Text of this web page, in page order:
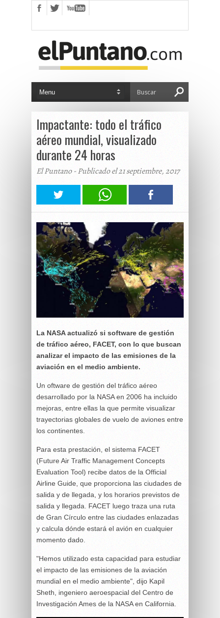
Impactante: todo el tráfico
aéreo mundial, visualizado
durante 24 horas
El Puntano - Publicado el 21 septiembre, 2017
La NASA actualizó si software de gestión
de tráfico aéreo, FACET, con lo que buscan
analizar el impacto de las emisiones de la
aviación en el medio ambiente.
Un oftware de gestión del tráfico aéreo
desarrollado por la NASA en 2006 ha incluido
mejoras, entre ellas la que permite visualizar
trayectorias globales de vuelo de aviones entre
los continentes.
Para esta prestación, el sistema FACET
(Future Air Traffic Management Concepts
Evaluation Tool) recibe datos de la Official
Airline Guide, que proporciona las ciudades de
salida y de llegada, y los horarios previstos de
salida y llegada. FACET luego traza una ruta
de Gran Círculo entre las ciudades enlazadas
y calcula dónde estará el avión en cualquier
momento dado.
"Hemos utilizado esta capacidad para estudiar
el impacto de las emisiones de la aviación
mundial en el medio ambiente", dijo Kapil
Sheth, ingeniero aeroespacial del Centro de
Investigación Ames de la NASA en California.